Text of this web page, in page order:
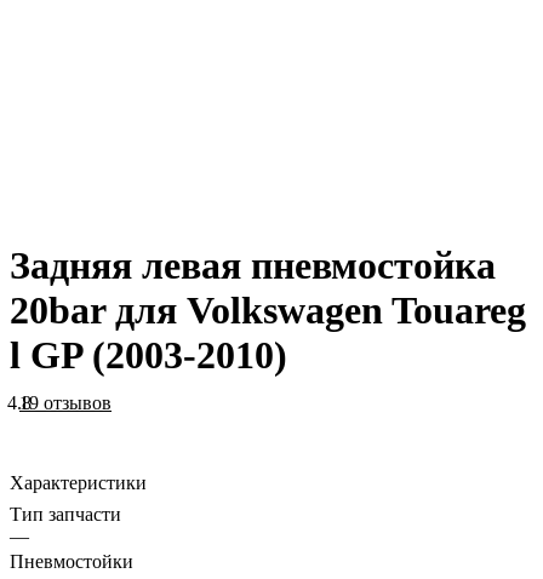
Задняя левая пневмостойка
20bar для Volkswagen Touareg
l GP (2003-2010)
4.819 отзывов
Характеристики
Тип запчасти
—
Пневмостойки